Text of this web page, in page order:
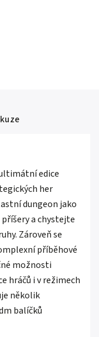
edice
her
dungeon jako
a chystejte
Zároveň se
příběhové
možnosti
hráčů i v režimech
několik
balíčků